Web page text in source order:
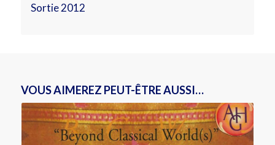
Sortie 2012
VOUS AIMEREZ PEUT-ÊTRE AUSSI…